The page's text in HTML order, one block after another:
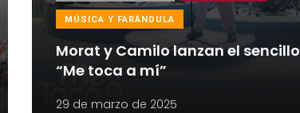
MÚSICA Y FARÁNDULA
Morat y Camilo lanzan el sencillo
“Me toca a mí”
29 de marzo de 2025